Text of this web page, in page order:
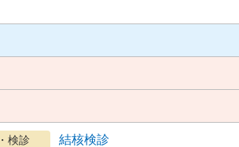
結核検診